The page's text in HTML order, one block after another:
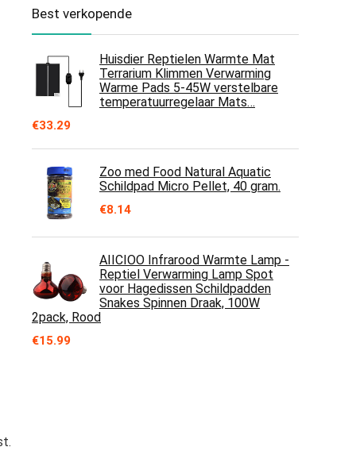
.
Best verkopende
Huisdier Reptielen Warmte Mat
Terrarium Klimmen Verwarming
Warme Pads 5-45W verstelbare
temperatuurregelaar Mats…
€33.29
Zoo med Food Natural Aquatic
Schildpad Micro Pellet, 40 gram.
€8.14
AIICIOO Infrarood Warmte Lamp -
Reptiel Verwarming Lamp Spot
voor Hagedissen Schildpadden
Snakes Spinnen Draak, 100W
2pack, Rood
€15.99